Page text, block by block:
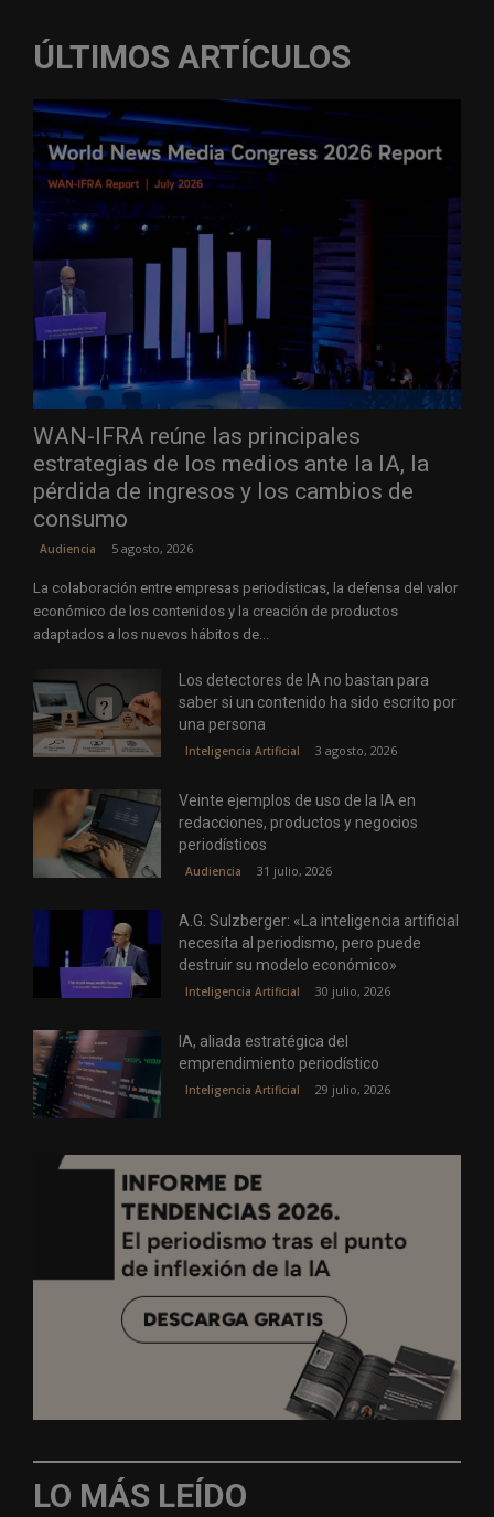
ÚLTIMOS ARTÍCULOS
WAN-IFRA reúne las principales
estrategias de los medios ante la IA, la
pérdida de ingresos y los cambios de
consumo
Audiencia 5 agosto, 2026
La colaboración entre empresas periodísticas, la defensa del valor
económico de los contenidos y la creación de productos
adaptados a los nuevos hábitos de...
Los detectores de IA no bastan para
saber si un contenido ha sido escrito por
una persona
Inteligencia Artificial 3 agosto, 2026
Veinte ejemplos de uso de la IA en
redacciones, productos y negocios
periodísticos
Audiencia 31 julio, 2026
A.G. Sulzberger: «La inteligencia artificial
necesita al periodismo, pero puede
destruir su modelo económico»
Inteligencia Artificial 30 julio, 2026
IA, aliada estratégica del
emprendimiento periodístico
Inteligencia Artificial 29 julio, 2026
LO MÁS LEÍDO